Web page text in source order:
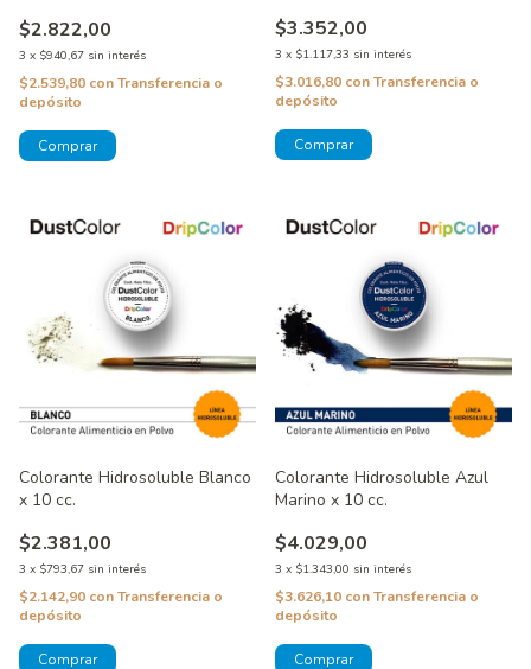
$2.822,00
3 x $940,67 sin interés
$2.539,80 conTransferencia o
depósito
$3.352,00
3 x $1.117,33 sin interés
$3.016,80 conTransferencia o
depósito
Colorante Hidrosoluble Blanco
x 10 cc.
$2.381,00
3 x $793,67 sin interés
$2.142,90 conTransferencia o
depósito
Colorante Hidrosoluble Azul
Marino x 10 cc.
$4.029,00
3 x $1.343,00 sin interés
$3.626,10 conTransferencia o
depósito